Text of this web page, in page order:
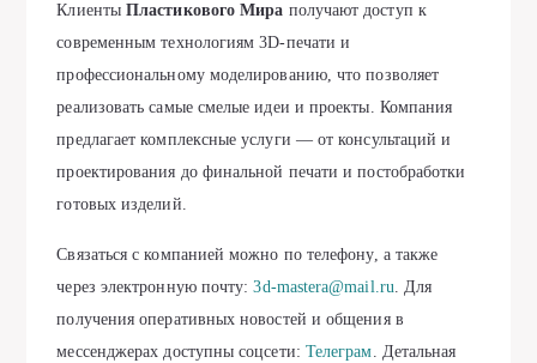
КлиентыПластикового Мира получают доступ к
современным технологиям 3D-печати и
профессиональному моделированию, что позволяет
реализовать самые смелые идеи и проекты. Компания
предлагает комплексные услуги — от консультаций и
проектирования до финальной печати и постобработки
готовых изделий.
Связаться с компанией можно по телефону, а также
через электронную почту:3d-mastera@mail.ru. Для
получения оперативных новостей и общения в
мессенджерах доступны соцсети: Телеграм. Детальная